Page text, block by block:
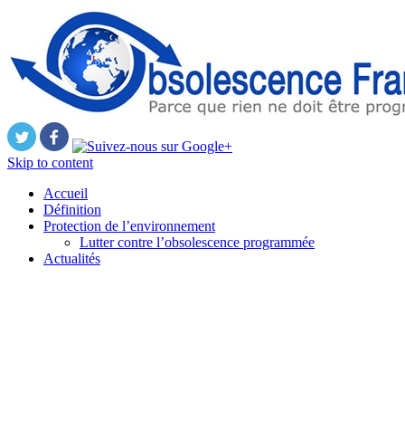
Skip to content
Accueil
Définition
Protection de l’environnement
Lutter contre l’obsolescence programmée
Actualités